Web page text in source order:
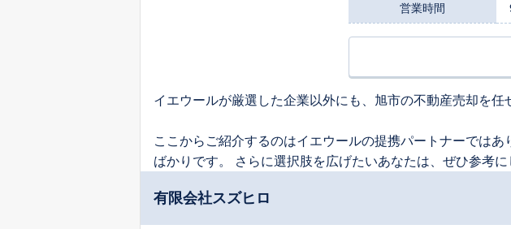
営業時間
イエウールが厳選した企業以外にも、旭市の不動産売却を任
ここからご紹介するのはイエウールの提携パートナーでは
ばかりです。 さらに選択肢を広げたいあなたは、ぜひ参考に
有限会社スズヒロ